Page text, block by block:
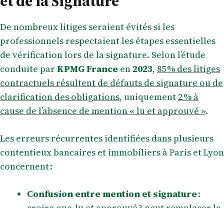
De nombreux litiges seraient évités si les
professionnels respectaient les étapes essentielles
de vérification lors de la signature. Selon l’étude
conduite par KPMG France en 2023, 85 % des litiges
contractuels résultent de défauts de signature ou de
clarification des obligations, uniquement 2 % à
cause de l’absence de mention « lu et approuvé ».
Les erreurs récurrentes identifiées dans plusieurs
contentieux bancaires et immobiliers à Paris et Lyon
concernent :
Confusion entre mention et signature: